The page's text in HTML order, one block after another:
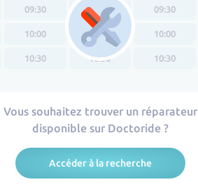
09:30
10:00
10:30
09:30
10:00
10:30
09:30
10:00
10:30
Vous souhaitez trouver un réparateur
disponible sur Doctoride ?
Accéder à la recherche